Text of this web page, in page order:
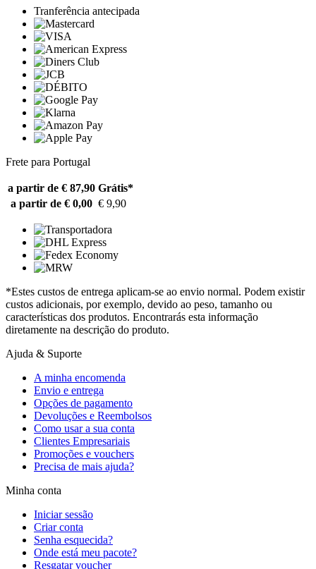
Tranferência antecipada
Frete para Portugal
a partir de € 87,90 Grátis*
a partir de € 0,00 € 9,90
*Estes custos de entrega aplicam-se ao envio normal. Podem existir
custos adicionais, por exemplo, devido ao peso, tamanho ou
características dos produtos. Encontrarás esta informação
diretamente na descrição do produto.
Ajuda & Suporte
A minha encomenda
Envio e entrega
Opções de pagamento
Devoluções e Reembolsos
Como usar a sua conta
Clientes Empresariais
Promoções e vouchers
Precisa de mais ajuda?
Minha conta
Iniciar sessão
Criar conta
Senha esquecida?
Onde está meu pacote?
Resgatar voucher